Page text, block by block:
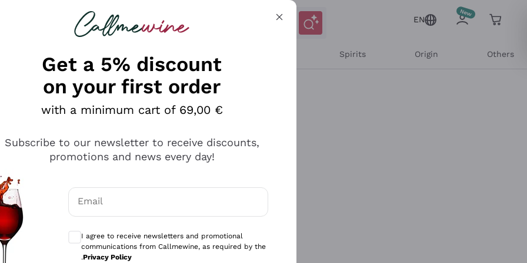
looking for
EN
Spirits Origin Others
Get a 5% discount
on your first order
with a minimum cart of 69,00 €
Subscribe to our newsletter to receive discounts,
promotions and news every day!
Email
I agree to receive newsletters and promotional
communications from Callmewine, as required by the
.Privacy Policy